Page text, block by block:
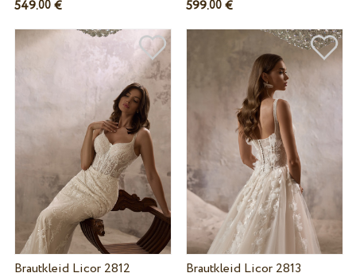
549.00€ 599.00 €
Brautkleid Licor 2812 Brautkleid Licor 2813